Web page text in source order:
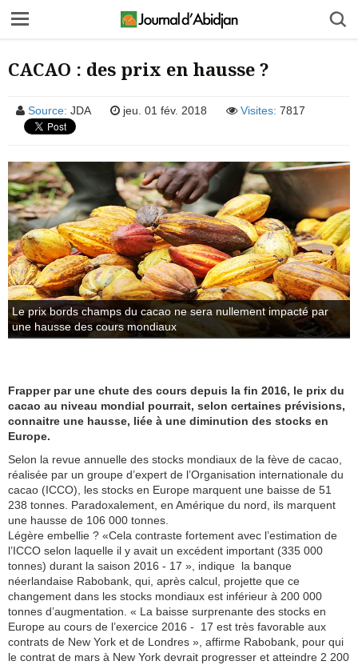
CACAO : des prix en hausse ?
Source: JDA jeu. 01 fév. 2018 Visites: 7817
Le prix bords champs du cacao ne sera nullement impacté par
une hausse des cours mondiaux
Frapper par une chute des cours depuis la fin 2016, le prix du
cacao au niveau mondial pourrait, selon certaines prévisions,
connaitre une hausse, liée à une diminution des stocks en
Europe.
Selon la revue annuelle des stocks mondiaux de la fève de cacao,
réalisée par un groupe d’expert de l’Organisation internationale du
cacao (ICCO), les stocks en Europe marquent une baisse de 51
238 tonnes. Paradoxalement, en Amérique du nord, ils marquent
une hausse de 106 000 tonnes.
Légère embellie ? «Cela contraste fortement avec l’estimation de
l’ICCO selon laquelle il y avait un excédent important (335 000
tonnes) durant la saison 2016 - 17 », indique la banque
néerlandaise Rabobank, qui, après calcul, projette que ce
changement dans les stocks mondiaux est inférieur à 200 000
tonnes d’augmentation. « La baisse surprenante des stocks en
Europe au cours de l’exercice 2016 - 17 est très favorable aux
contrats de New York et de Londres », affirme Rabobank, pour qui
le contrat de mars à New York devrait progresser et atteindre 2 200